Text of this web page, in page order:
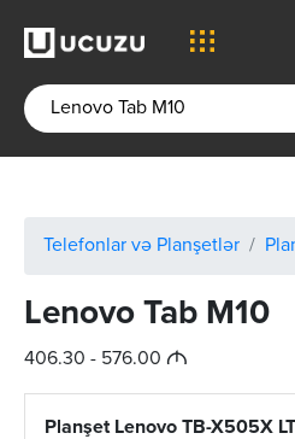
Telefonlar və Planşetlər
Lenovo Tab M10
406.30 - 576.00 M
Planşet Lenovo TB-X505X